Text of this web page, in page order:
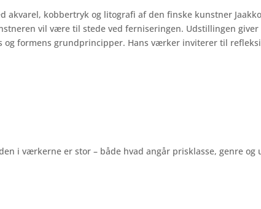
kobbertryk og litografi af den finske kunstner
vil være til stede ved ferniseringen. Udstillingen giver
formens grundprincipper. Hans værker inviterer til
i værkerne er stor – både hvad angår prisklasse, genre og